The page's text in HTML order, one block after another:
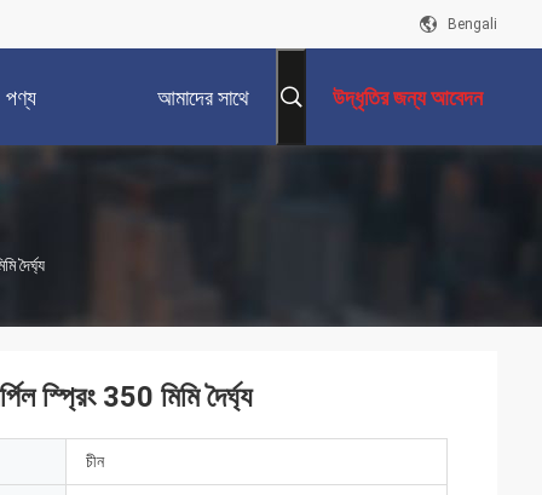
Bengali
পণ্য আমাদের সাথে উদ্ধৃতির জন্য আবেদন
দৈর্ঘ্য
স্প্রিং 350 মিমি দৈর্ঘ্য
চীন